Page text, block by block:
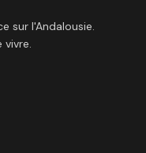
sur l'Andalousie.
vivre.